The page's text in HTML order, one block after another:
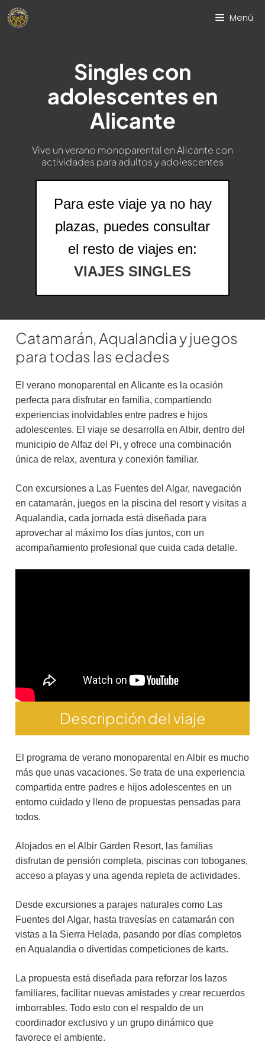
Saltar
Menú
Singles con
adolescentes en
Alicante
Vive un verano monoparental en Alicante con
actividades para adultos y adolescentes
Para este viaje ya no hay
plazas, puedes consultar
el resto de viajes en:
VIAJES SINGLES
Catamarán, Aqualandia y juegos
para todas las edades
El verano monoparental en Alicante es la ocasión
perfecta para disfrutar en familia, compartiendo
experiencias inolvidables entre padres e hijos
adolescentes. El viaje se desarrolla en Albir, dentro del
municipio de Alfaz del Pi, y ofrece una combinación
única de relax, aventura y conexión familiar.
Con excursiones a Las Fuentes del Algar, navegación
en catamarán, juegos en la piscina del resort y visitas a
Aqualandia, cada jornada está diseñada para
aprovechar al máximo los días juntos, con un
acompañamiento profesional que cuida cada detalle.
Descripción del viaje
El programa de verano monoparental en Albir es mucho
más que unas vacaciones. Se trata de una experiencia
compartida entre padres e hijos adolescentes en un
entorno cuidado y lleno de propuestas pensadas para
todos.
Alojados en el Albir Garden Resort, las familias
disfrutan de pensión completa, piscinas con toboganes,
acceso a playas y una agenda repleta de actividades.
Desde excursiones a parajes naturales como Las
Fuentes del Algar, hasta travesías en catamarán con
vistas a la Sierra Helada, pasando por días completos
en Aqualandia o divertidas competiciones de karts.
La propuesta está diseñada para reforzar los lazos
familiares, facilitar nuevas amistades y crear recuerdos
imborrables. Todo esto con el respaldo de un
coordinador exclusivo y un grupo dinámico que
favorece el ambiente.